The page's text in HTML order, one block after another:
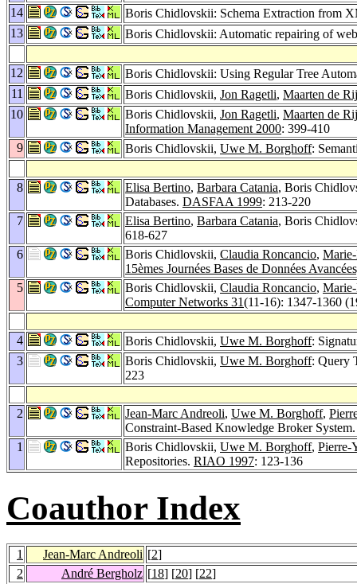
14
Boris Chidlovskii: Schema Extraction from
13
Boris Chidlovskii: Automatic repairing of
12
Boris Chidlovskii: Using Regular Tree
11
Boris Chidlovskii, Jon Ragetli, Maarten de
10
Boris Chidlovskii, Jon Ragetli, Maarten de
Information Management 2000: 399-410
9
Boris Chidlovskii, Uwe M. Borghoff:
8 Elisa Bertino, Barbara Catania, Boris
Databases. DASFAA 1999: 213-220
7
Elisa Bertino, Barbara Catania, Boris
618-627
6
Boris Chidlovskii, Claudia Roncancio,
15èmes Journées Bases de Données
5
Boris Chidlovskii, Claudia Roncancio,
Computer Networks 31(11-16): 1347-1360
4 Boris Chidlovskii, Uwe M. Borghoff:
3
Boris Chidlovskii, Uwe M. Borghoff: Query
223
2 Jean-Marc Andreoli, Uwe M. Borghoff,
Constraint-Based Knowledge Broker
1
Boris Chidlovskii, Uwe M. Borghoff, Pierre-
Repositories. RIAO 1997: 123-136
Coauthor Index
1 Jean-Marc Andreoli [2]
2
André Bergholz [18] [20] [22]